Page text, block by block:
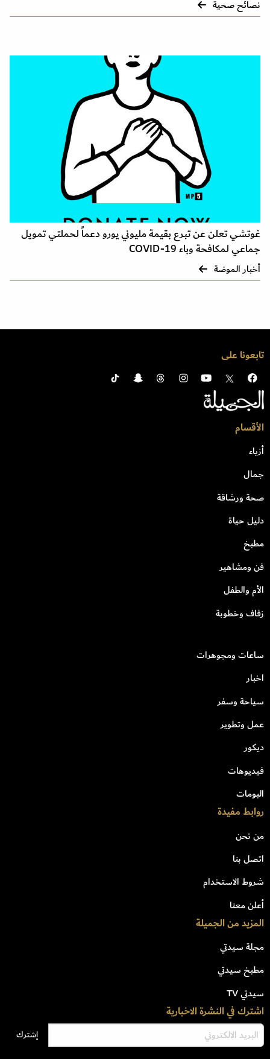
نصائح صحية
غوتشي تعلن عن تبرع بقيمة مليوني يورو دعماً لحملتي تمويل
جماعي لمكافحة وباء COVID-19
أخبار الموضة
تابعونا على
الأقسام
أزياء
جمال
صحة ورشاقة
دليل حياة
مطبخ
فن ومشاهير
الأم والطفل
زفاف وخطوبة
ساعات ومجوهرات
اخبار
سياحة وسفر
عمل وتطوير
ديكور
فيديوهات
البومات
روابط مفيدة
من نحن
اتصل بنا
شروط الاستخدام
أعلن معنا
المزيد من الجميلة
مجلة سيدتي
مطبخ سيدتي
سيدتي TV
اشترك في النشرة الاخبارية